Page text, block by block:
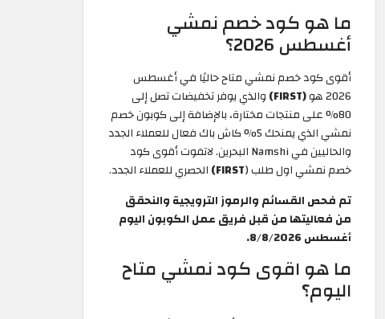
ما هو كود خصم نمشي
أغسطس 2026؟
أقوى كود خصم نمشي متاح حاليًا في أغسطس
2026 هو
(FIRST)
والذي يوفر تخفيضات تصل إلى
80% على منتجات مختارة، بالإضافة إلى كوبون خصم
نمشي الذي يمنحك 5% كاش باك فعال للعملاء الجدد
والحاليين في Namshi البحرين. لاتفوت أقوى كود
خصم نمشي اول طلب (FIRST) الحصري للعملاء الجدد.
تم فحص القسائم والرموز الترويجية والنحقق
من فعاليتها من قبل فريق عمل الكوبون اليوم
أغسطس 8/8/2026.
ما هو اقوى كود نمشي متاح
اليوم؟